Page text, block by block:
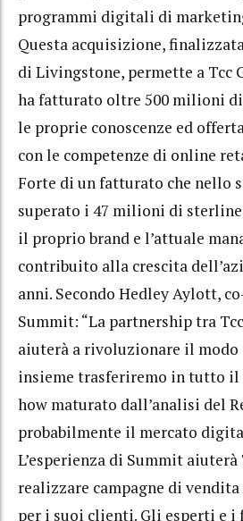
programmi digitali di
Questa acquisizione,
di Livingstone, permette a Tcc
ha fatturato oltre 500 milioni
le proprie conoscenze ed
con le competenze di online
Forte di un fatturato che nello
superato i 47 milioni di
il proprio brand e l’attuale
contribuito alla crescita
anni. Secondo Hedley Aylott,
Summit: “La partnership tra
aiuterà a rivoluzionare il modo
insieme trasferiremo in tutto il
how maturato dall’analisi del
probabilmente il mercato
L’esperienza di Summit aiuterà
realizzare campagne di
per i suoi clienti. Gli esperti e i